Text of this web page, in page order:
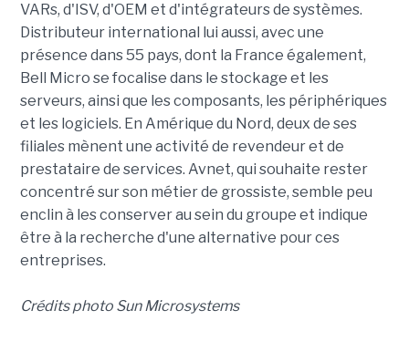
VARs, d'ISV, d'OEM et d'intégrateurs de systèmes.
Distributeur international lui aussi, avec une
présence dans 55 pays, dont la France également,
Bell Micro se focalise dans le stockage et les
serveurs, ainsi que les composants, les périphériques
et les logiciels. En Amérique du Nord, deux de ses
filiales mènent une activité de revendeur et de
prestataire de services. Avnet, qui souhaite rester
concentré sur son métier de grossiste, semble peu
enclin à les conserver au sein du groupe et indique
être à la recherche d'une alternative pour ces
entreprises.
Crédits photo Sun Microsystems